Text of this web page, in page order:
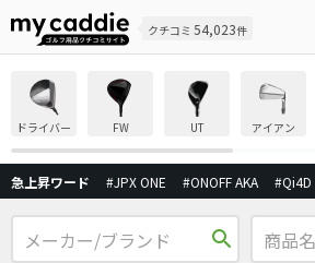
クチコミ 54,023件
ドライバー FW UT アイアン
急上昇ワード #JPX ONE #ONOFF AKA #Qi4D
search